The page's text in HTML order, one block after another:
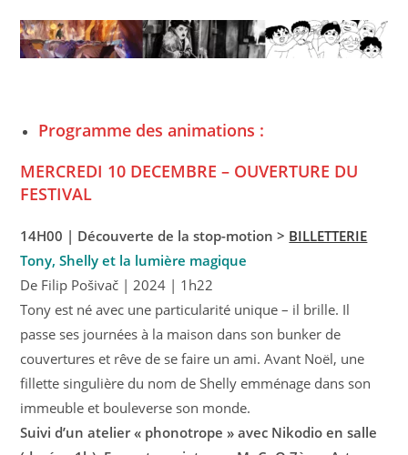
Programme des animations :
MERCREDI 10 DECEMBRE – OUVERTURE DU
FESTIVAL
14H00 | Découverte de la stop-motion > BILLETTERIE
Tony, Shelly et la lumière magique
De Filip Pošivač | 2024 | 1h22
Tony est né avec une particularité unique – il brille. Il
passe ses journées à la maison dans son bunker de
couvertures et rêve de se faire un ami. Avant Noël, une
fillette singulière du nom de Shelly emménage dans son
immeuble et bouleverse son monde.
Suivi d’un atelier « phonotrope » avec Nikodio en salle